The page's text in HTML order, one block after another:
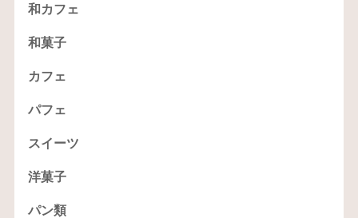
和カフェ
和菓子
カフェ
パフェ
スイーツ
洋菓子
パン類